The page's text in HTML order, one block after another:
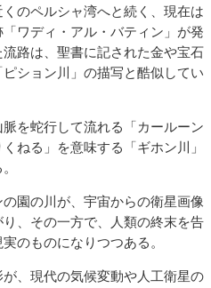
のペルシャ湾へと続く、現在は
ワディ・アル・バティン」が発
路は、聖書に記された金や宝石
ション川」の描写と酷似してい
を蛇行して流れる「カールーン
ねる」を意味する「ギホン川」
園の川が、宇宙からの衛星画像
、その一方で、人類の終末を告
のものになりつつある。
、現代の気候変動や人工衛星の